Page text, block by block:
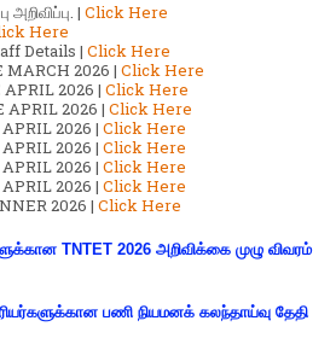
| Click Here
Here
Details | Click Here
MARCH 2026 | Click Here
APRIL 2026 | Click Here
APRIL 2026 | Click Here
2026 | Click Here
2026 | Click Here
2026 | Click Here
2026 | Click Here
2026 | Click Here
TNTET 2026 அறிவிக்கை முழு விவரம்
பணி நியமனக் கலந்தாய்வு தேதி